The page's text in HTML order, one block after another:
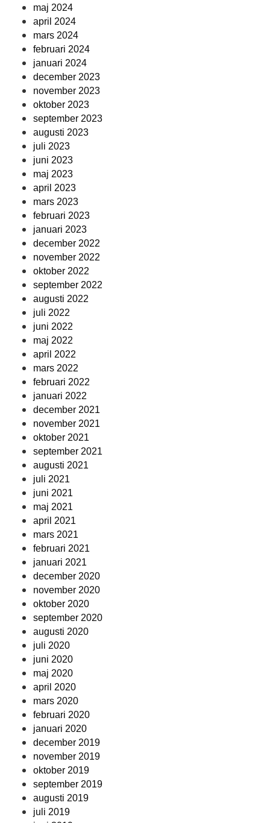
maj 2024
april 2024
mars 2024
februari 2024
januari 2024
december 2023
november 2023
oktober 2023
september 2023
augusti 2023
juli 2023
juni 2023
maj 2023
april 2023
mars 2023
februari 2023
januari 2023
december 2022
november 2022
oktober 2022
september 2022
augusti 2022
juli 2022
juni 2022
maj 2022
april 2022
mars 2022
februari 2022
januari 2022
december 2021
november 2021
oktober 2021
september 2021
augusti 2021
juli 2021
juni 2021
maj 2021
april 2021
mars 2021
februari 2021
januari 2021
december 2020
november 2020
oktober 2020
september 2020
augusti 2020
juli 2020
juni 2020
maj 2020
april 2020
mars 2020
februari 2020
januari 2020
december 2019
november 2019
oktober 2019
september 2019
augusti 2019
juli 2019